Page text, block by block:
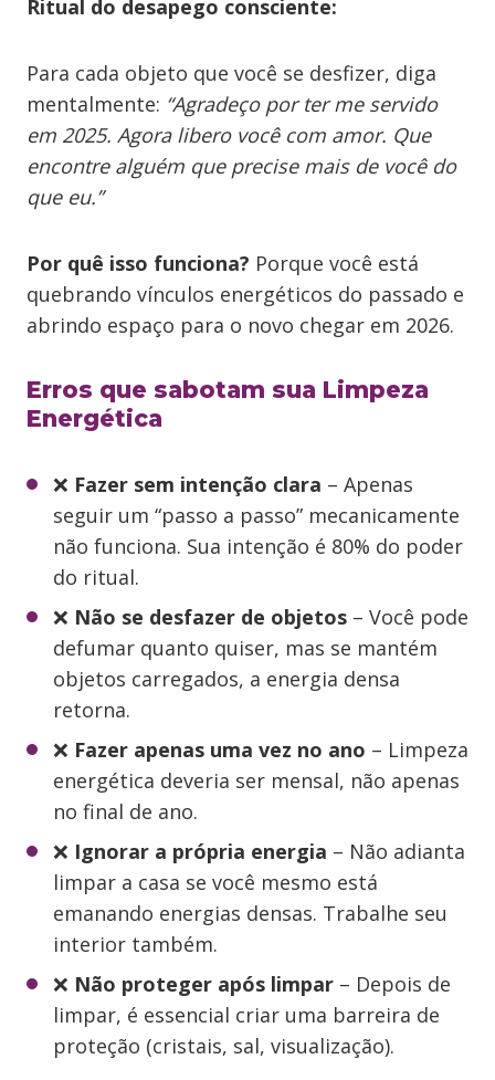
Ritual do desapego consciente:
Para cada objeto que você se desfizer, diga
mentalmente: “Agradeço por ter me servido
em 2025. Agora libero você com amor. Que
encontre alguém que precise mais de você do
que eu.”
Por quê isso funciona? Porque você está
quebrando vínculos energéticos do passado e
abrindo espaço para o novo chegar em 2026.
Erros que sabotam sua Limpeza
Energética
❌ Fazer sem intenção clara – Apenas
seguir um “passo a passo” mecanicamente
não funciona. Sua intenção é 80% do poder
do ritual.
❌ Não se desfazer de objetos – Você pode
defumar quanto quiser, mas se mantém
objetos carregados, a energia densa
retorna.
❌ Fazer apenas uma vez no ano – Limpeza
energética deveria ser mensal, não apenas
no final de ano.
❌ Ignorar a própria energia – Não adianta
limpar a casa se você mesmo está
emanando energias densas. Trabalhe seu
interior também.
❌ Não proteger após limpar – Depois de
limpar, é essencial criar uma barreira de
proteção (cristais, sal, visualização).